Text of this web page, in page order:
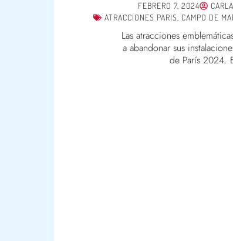
FEBRERO 7, 2024
ATRACCIONES PARIS CAMPO DE
Las atracciones
a abandonar sus
de París 2024.